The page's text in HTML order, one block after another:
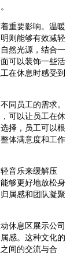
重要影响。温暖
则能够有效减轻
然光源，结合一
可以装饰一些活
在休息时感受到
同员工的需求。
可以让员工在休
择，员工可以根
体满意度和工作
音乐来缓解压
够更好地放松身
属感和团队凝聚
休息区展示公司
感。这种文化的
间的交流与合